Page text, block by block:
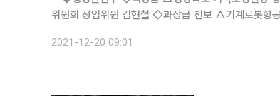
위원회 상임위원 김현철 ◇과장급 전보 △기계로봇항
2021-12-20 09:01